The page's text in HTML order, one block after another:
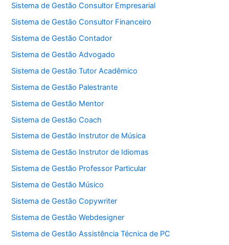
Sistema de Gestão Consultor Empresarial
Sistema de Gestão Consultor Financeiro
Sistema de Gestão Contador
Sistema de Gestão Advogado
Sistema de Gestão Tutor Acadêmico
Sistema de Gestão Palestrante
Sistema de Gestão Mentor
Sistema de Gestão Coach
Sistema de Gestão Instrutor de Música
Sistema de Gestão Instrutor de Idiomas
Sistema de Gestão Professor Particular
Sistema de Gestão Músico
Sistema de Gestão Copywriter
Sistema de Gestão Webdesigner
Sistema de Gestão Assistência Técnica de PC